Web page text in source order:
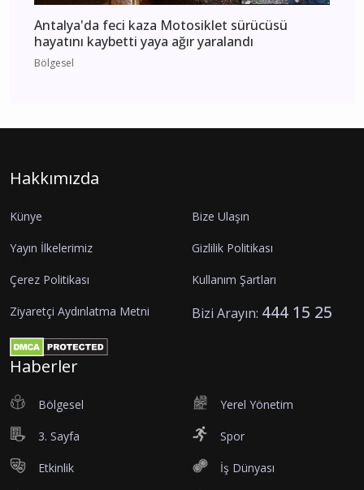
Antalya'da feci kaza Motosiklet sürücüsü
hayatını kaybetti yaya ağır yaralandı
Bölgesel
Hakkımızda
Künye Bize Ulaşın
Yayın İlkelerimiz Gizlilik Politikası
Çerez Politikası Kullanım Şartları
Ziyaretçi Aydınlatma Metni Bizi Arayın: 444 15 25
Haberler
Bölgesel Yerel Yönetim
3. Sayfa Spor
Etkinlik İş Dünyası